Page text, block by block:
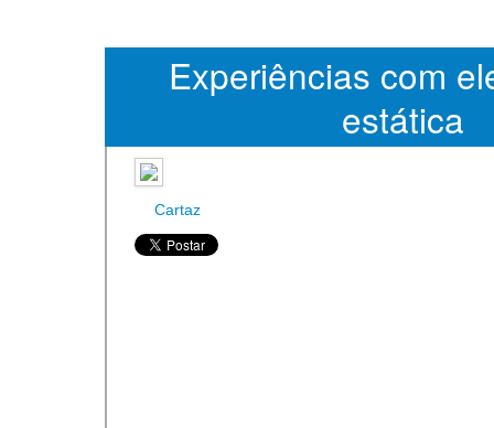
Experiências com
estática
Cartaz